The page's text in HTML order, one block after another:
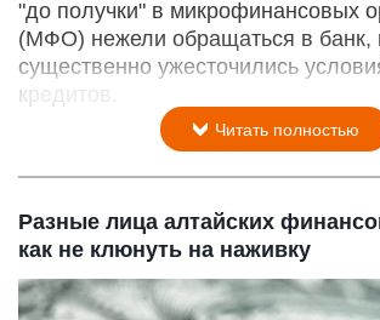
"до получки" в микрофинансовых
(МФО) нежели обращаться в банк,
существенно ужесточились
кредитов.
Читать полностью
Разные лица алтайских
как не клюнуть на наживку